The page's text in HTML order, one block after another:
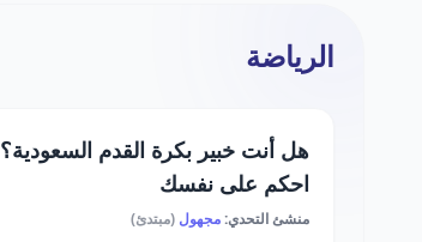
الرياضة
هل أنت خبير بكرة القدم السعودية؟
احكم على نفسك
منشئ التحدي:مجهول (مبتدئ)